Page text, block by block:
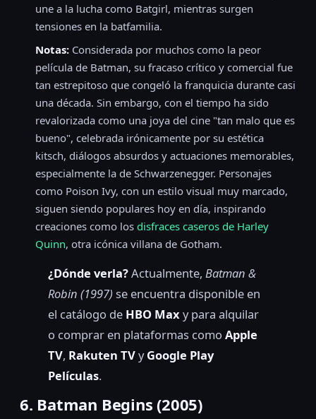
une a la lucha como Batgirl, mientras surgen
tensiones en la batfamilia.
Notas: Considerada por muchos como la peor
película de Batman, su fracaso crítico y comercial fue
tan estrepitoso que congeló la franquicia durante casi
una década. Sin embargo, con el tiempo ha sido
revalorizada como una joya del cine "tan malo que es
bueno", celebrada irónicamente por su estética
kitsch, diálogos absurdos y actuaciones memorables,
especialmente la de Schwarzenegger. Personajes
como Poison Ivy, con un estilo visual muy marcado,
siguen siendo populares hoy en día, inspirando
creaciones como los disfraces caseros de Harley
Quinn, otra icónica villana de Gotham.
¿Dónde verla?Actualmente, Batman &
Robin (1997) se encuentra disponible en
el catálogo de HBO Maxy para alquilar
o comprar en plataformas como Apple
TV, Rakuten TVyGoogle Play
Películas.
6. Batman Begins (2005)